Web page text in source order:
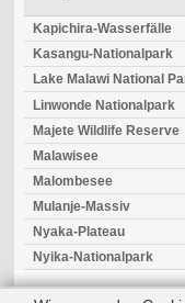
Kapichira-Wasserfälle
Kasangu-Nationalpark
Lake Malawi National
Linwonde Nationalpark
Majete Wildlife Reserve
Malawisee
Malombesee
Mulanje-Massiv
Nyaka-Plateau
Nyika-Nationalpark